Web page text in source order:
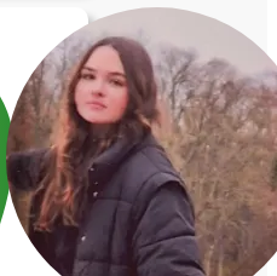
de
Je
aide pour
cuisine, la
de
quotidien
cuisiner
et
et
en
de vie sûr,